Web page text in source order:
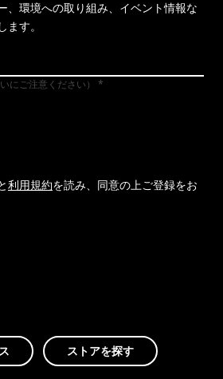
、環境への取り組み、イベント情報な
す。
にご注意ください）
利用規約を読み、同意の上ご登録をお
ストアを探す